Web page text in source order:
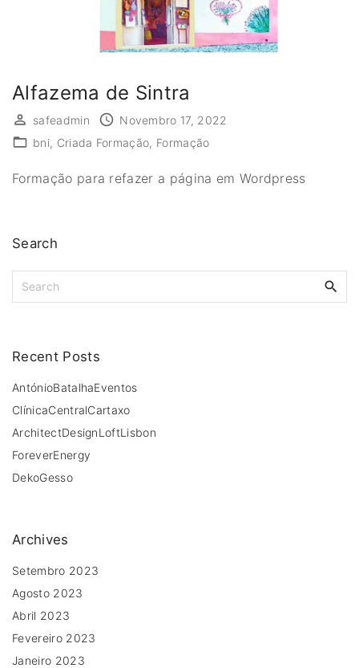
Alfazema de Sintra
safeadmin
Novembro 17, 2022
bni Criada Formação Formação
Formação para refazer a página em Wordpress
Search
Recent Posts
AntónioBatalhaEventos
ClínicaCentralCartaxo
ArchitectDesignLoftLisbon
ForeverEnergy
DekoGesso
Archives
Setembro 2023
Agosto 2023
Abril 2023
Fevereiro 2023
Janeiro 2023